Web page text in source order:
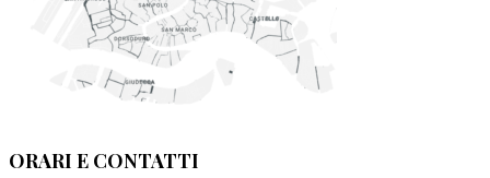
ORARI E CONTATTI